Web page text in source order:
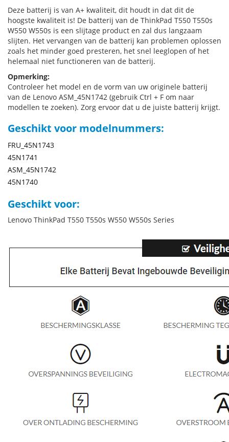
Deze batterij is van A+ kwaliteit, dit houdt in dat dit de
hoogste kwaliteit is! De batterij van de ThinkPad T550 T550s
W550 W550s is een slijtage product en zal dus langzaam
slijten. Het vervangen van de batterij kan problemen oplossen
zoals het minder goed presteren, het snel leeglopen of het
helemaal niet functioneren van de batterij.
Opmerking:
Controleer het model en de vorm van uw originele batterij
van de Lenovo ASM_45N1742 (gebruik Ctrl + F om naar
modellen te zoeken). Zorg ervoor dat u de juiste batterij krijgt.
Geschikt voor modelnummers:
FRU_45N1743
45N1741
ASM_45N1742
45N1740
Geschikt voor:
Lenovo ThinkPad T550 T550s W550 W550s Series